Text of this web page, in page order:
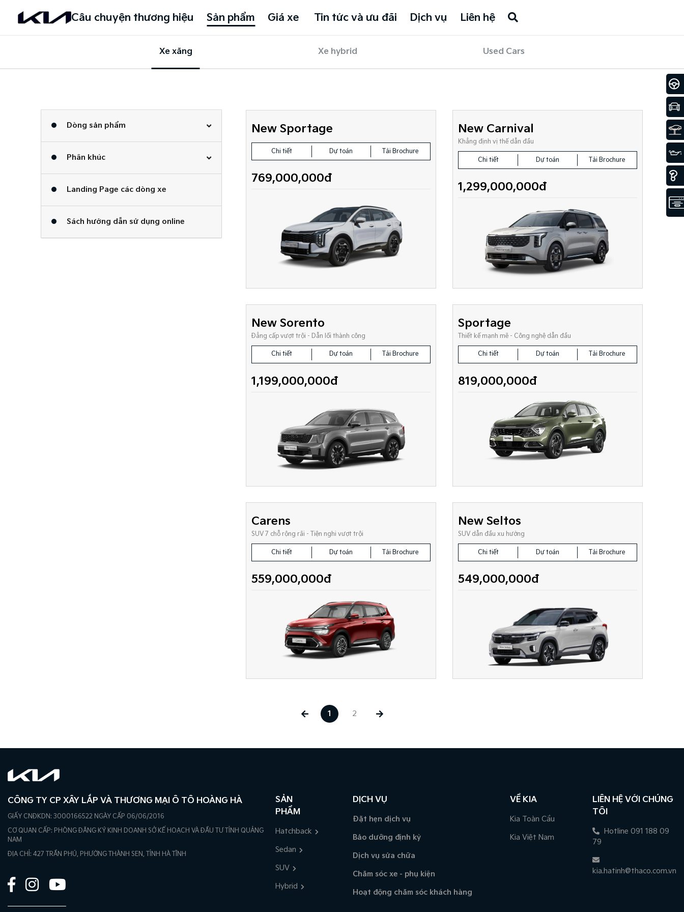
Câu chuyện thương hiệu Sản phẩm Giá xe Tin tức và ưu đãi Dịch vụ Liên hệ
Xe xăng Xe hybrid Used Cars
Dòng sản phẩm
Phân khúc
Landing Page các dòng xe
Sách hướng dẫn sử dụng online​
New Sportage
Chi tiết Dự toán Tải Brochure
769,000,000đ
New Carnival
Khẳng định vị thế dẫn đầu
Chi tiết Dự toán Tải Brochure
1,299,000,000đ
New Sorento
Đẳng cấp vượt trội - Dẫn lối thành công
Chi tiết Dự toán Tải Brochure
1,199,000,000đ
Sportage
Thiết kế mạnh mẽ - Công nghệ dẫn đầu
Chi tiết Dự toán Tải Brochure
819,000,000đ
Carens
SUV 7 chỗ rộng rãi - Tiện nghi vượt trội
Chi tiết Dự toán Tải Brochure
559,000,000đ
New Seltos
SUV dẫn đầu xu hướng
Chi tiết Dự toán Tải Brochure
549,000,000đ
1 2
CÔNG TY CP XÂY LẮP VÀ THƯƠNG MẠI Ô TÔ HOÀNG HÀ
GIẤY CNĐKDN: 3000166522 NGÀY CẤP 06/06/2016
CƠ QUAN CẤP: PHÒNG ĐĂNG KÝ KINH DOANH SỞ KẾ HOẠCH VÀ ĐẦU TƯ TỈNH QUẢNG
NAM
ĐỊA CHỈ: 427 TRẦN PHÚ, PHƯỜNG THÀNH SEN, TỈNH HÀ TĨNH
SẢN
PHẨM
Hatchback
Sedan
SUV
Hybrid
DỊCH VỤ
Đặt hẹn dịch vụ
Bảo dưỡng định kỳ
Dịch vụ sửa chữa
Chăm sóc xe - phụ kiện
Hoạt động chăm sóc khách hàng
VỀ KIA
Kia Toàn Cầu
Kia Việt Nam
LIÊN HỆ VỚI CHÚNG
TÔI
Hotline 091 188 09
79
kia.hatinh@thaco.com.vn